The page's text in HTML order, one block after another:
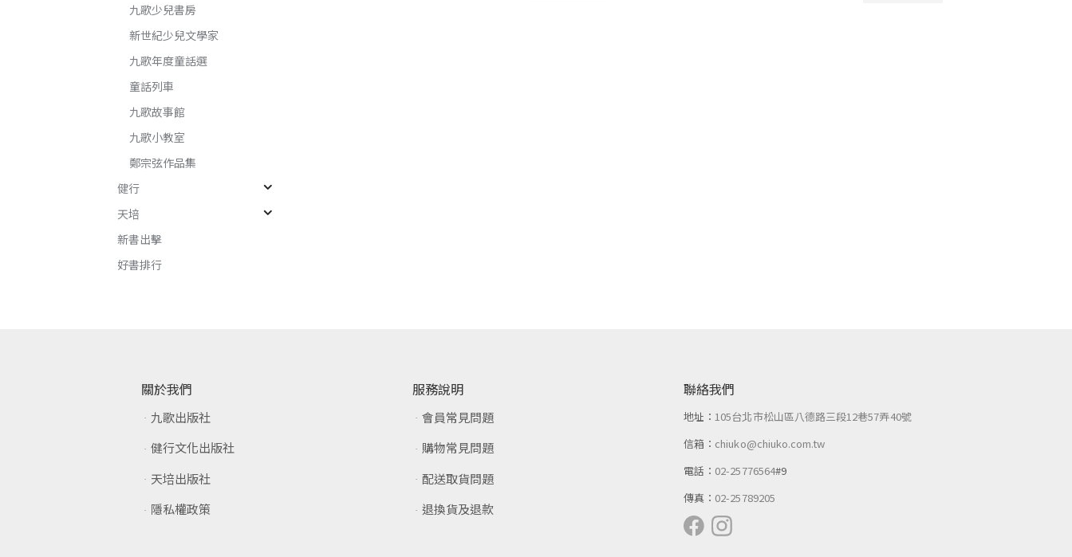
九歌少兒書房
新世紀少兒文學家
九歌年度童話選
童話列車
九歌故事館
九歌小教室
鄭宗弦作品集
健行
天培
新書出擊
好書排行
關於我們
九歌出版社
健行文化出版社
天培出版社
隱私權政策
服務說明
會員常見問題
購物常見問題
配送取貨問題
退換貨及退款
聯絡我們
地址： 105台北市松山區八德路三段12巷57弄40號
信箱： chiuko@chiuko.com.tw
電話： 02-25776564#9
傳真： 02-25789205